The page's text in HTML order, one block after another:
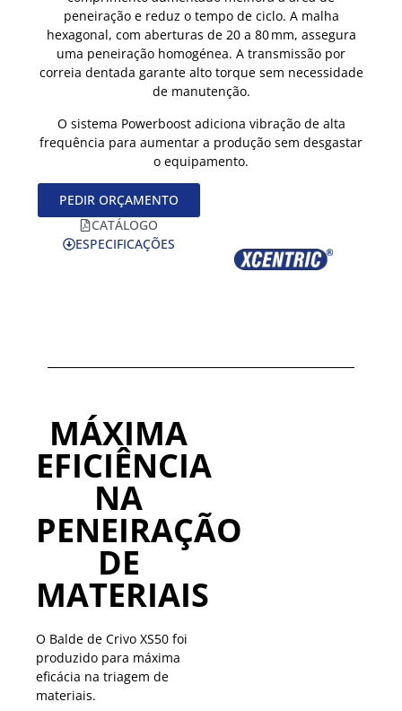
peneiração e reduz o tempo de ciclo. A malha
hexagonal, com aberturas de 20 a 80 mm, assegura
uma peneiração homogénea. A transmissão por
correia dentada garante alto torque sem necessidade
de manutenção.
O sistema Powerboost adiciona vibração de alta
frequência para aumentar a produção sem desgastar
o equipamento.
PEDIR ORÇAMENTO
CATÁLOGO
ESPECIFICAÇÕES
MÁXIMA
EFICIÊNCIA
NA
PENEIRAÇÃO
DE
MATERIAIS
O Balde de Crivo XS50 foi
produzido para máxima
eficácia na triagem de
materiais.